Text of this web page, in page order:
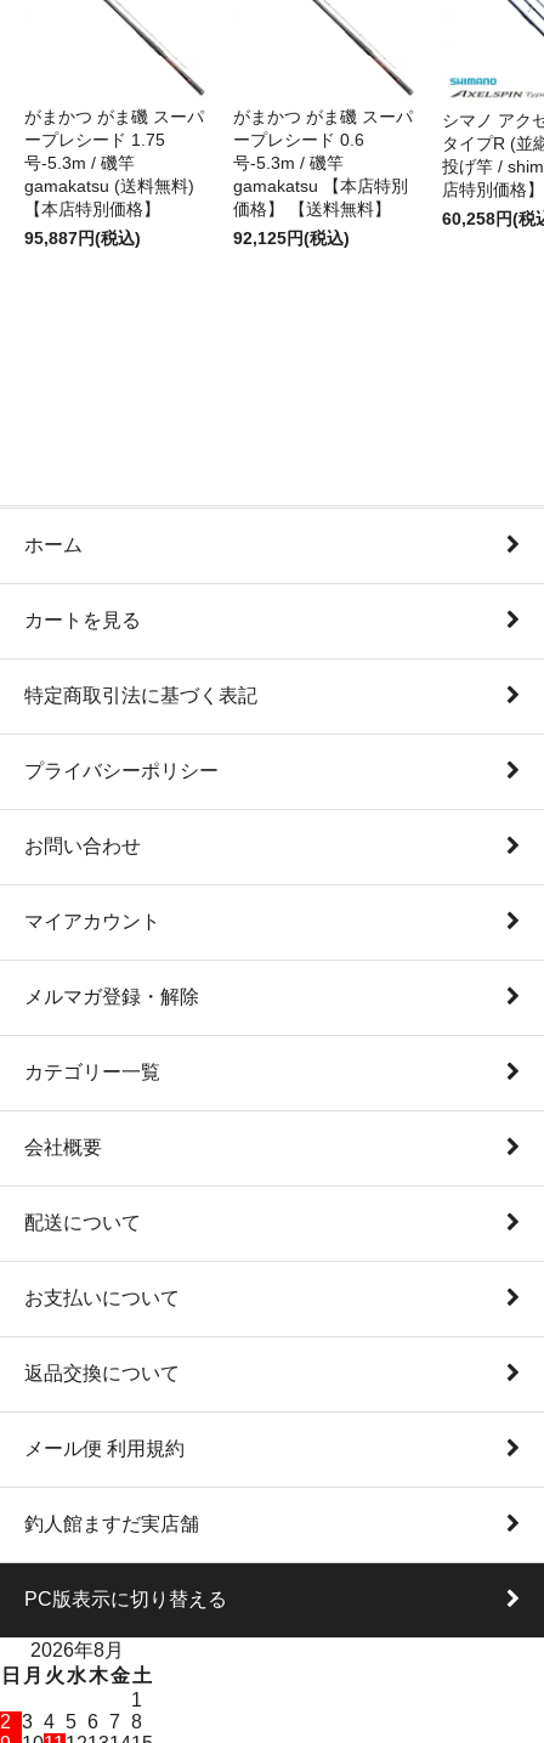
がまかつ がま磯 スーパ
ープレシード 1.75
号-5.3m / 磯竿
gamakatsu (送料無料)
【本店特別価格】
95,887円(税込)
がまかつ がま磯 スーパ
ープレシード 0.6
号-5.3m / 磯竿
gamakatsu 【本店特別
価格】 【送料無料】
92,125円(税込)
シマノ アク
タイプR (並
投げ竿 /
店特別価格】
60,258円(税
ホーム
カートを見る
特定商取引法に基づく表記
プライバシーポリシー
お問い合わせ
マイアカウント
メルマガ登録・解除
カテゴリー一覧
会社概要
配送について
お支払いについて
返品交換について
メール便 利用規約
釣人館ますだ実店舗
PC版表示に切り替える
2026年8月
日 月 火 水木金土
1
2 3 4 5 6 7 8